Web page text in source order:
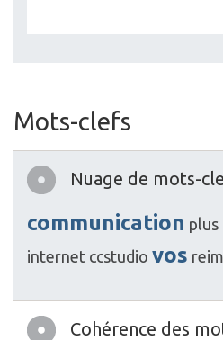
Mots-clefs
Nuage de mots-
communication plus
internet ccstudio vos
Cohérence des